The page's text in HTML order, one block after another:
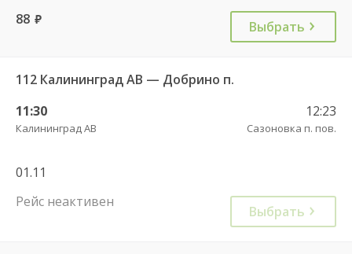
88 руб. Выбрать
112 Калининград АВ — Добрино п.
11:30
Калининград АВ
12:23
Сазоновка п. пов.
01.11
Рейс неактивен
Выбрать